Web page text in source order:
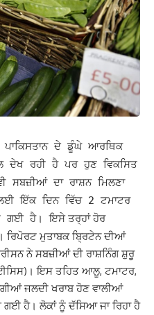
ਦੇ ਡੂੰਘੇ ਆਰਥਿਕ
ਦੇਖ ਰਹੀ ਹੈ ਪਰ ਹੁਣ ਵਿਕਸਿਤ
ਸਬਜ਼ੀਆਂ ਦਾ ਰਾਸ਼ਨ ਮਿਲਣਾ
ਇੱਕ ਦਿਨ ਵਿੱਚ 2 ਟਮਾਟਰ
ਗਈ ਹੈ।ਇਸੇ ਤਰ੍ਹਾਂ ਹੋਰ
ਰਿਪੋਰਟ ਮੁਤਾਬਕ ਬ੍ਰਿਟੇਨ ਦੀਆਂ
ਨੇ ਸਬਜ਼ੀਆਂ ਦੀ ਰਾਸ਼ਨਿੰਗ ਸ਼ੁਰੂ
ਇਸ ਤਹਿਤ ਆਲੂ, ਟਮਾਟਰ,
ਜਲਦੀ ਖਰਾਬ ਹੋਣ ਵਾਲੀਆਂ
ਗਈ ਹੈ। ਲੋਕਾਂ ਨੂੰ ਦੱਸਿਆ ਜਾ ਰਿਹਾ ਹੈ